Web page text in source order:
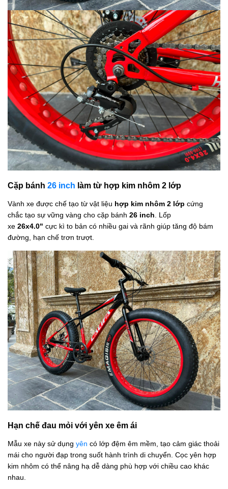
Cặp bánh 26 inch làm từ hợp kim nhôm 2 lớp
Vành xe được chế tạo từ vật liệu hợp kim nhôm 2 lớp cứng
chắc tạo sự vững vàng cho cặp bánh 26 inch . Lốp
xe 26x4.0" cực kì to bản có nhiều gai và rãnh giúp tăng độ bám
đường, hạn chế trơn trượt.
Hạn chế đau mỏi với yên xe êm ái
Mẫu xe này sử dụng yên có lớp đệm êm mềm, tạo cảm giác thoải
mái cho người đạp trong suốt hành trình di chuyển. Cọc yên hợp
kim nhôm có thể nâng hạ dễ dàng phù hợp với chiều cao khác
nhau.